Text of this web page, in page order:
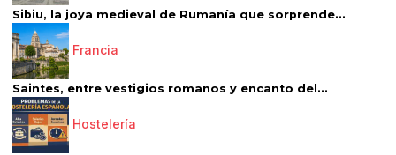
Sibiu, la joya medieval de Rumanía que sorprende...
Francia
Saintes, entre vestigios romanos y encanto del...
Hostelería